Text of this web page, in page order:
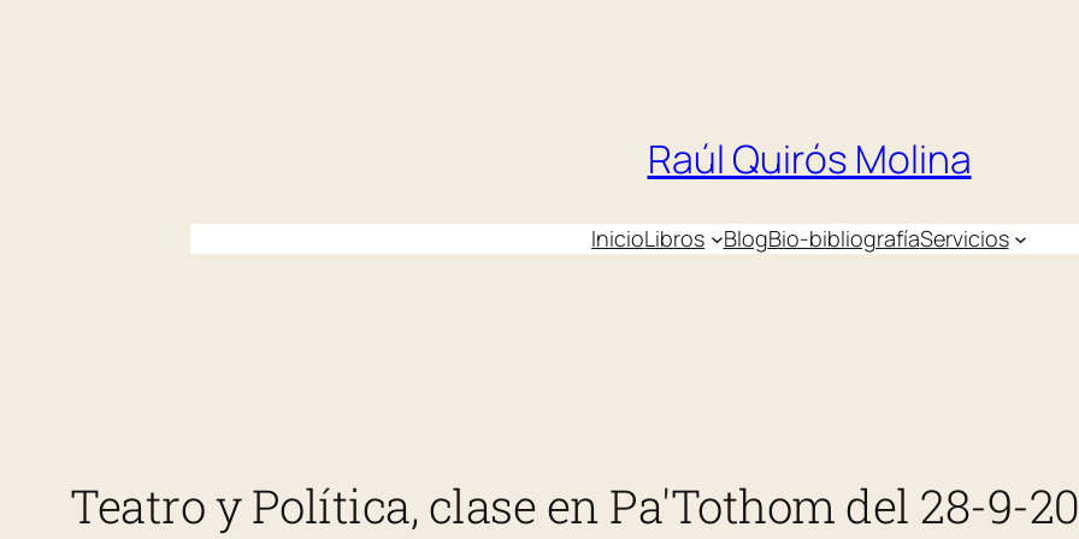
Raúl Quirós Molina
InicioLibros BlogBio-bibliografíaServicios
Teatro y Política, clase en Pa'Tothom del 28-9-